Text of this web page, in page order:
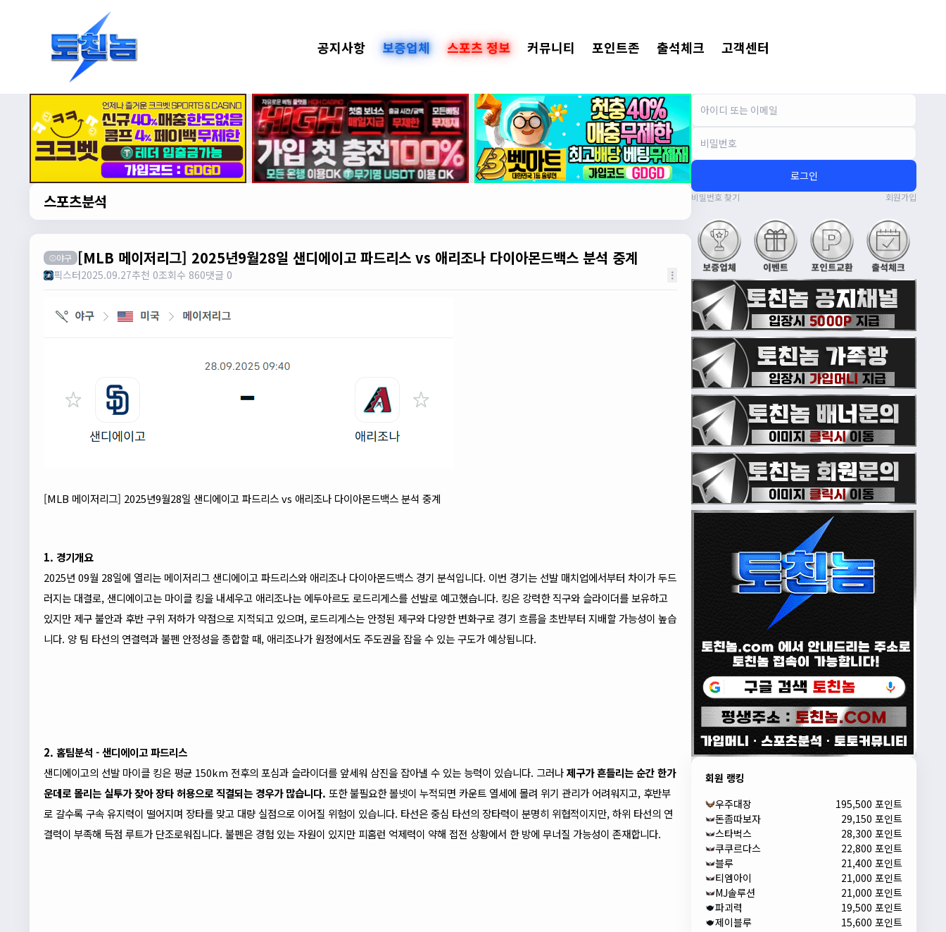
공지사항 보증업체 스포츠 정보 커뮤니티 포인트존 출석체크 고객센터
스포츠분석
⚾야구 [MLB 메이저리그] 2025년9월28일 샌디에이고 파드리스 vs 애리조나 다이아몬드백스 분석 중계
픽스터2025.09.27추천 0조회수 860댓글 0
[MLB 메이저리그] 2025년9월28일 샌디에이고 파드리스 vs 애리조나 다이아몬드백스 분석 중계
1. 경기개요
2025년 09월 28일에 열리는 메이저리그 샌디에이고 파드리스와 애리조나 다이아몬드백스 경기 분석입니다. 이번 경기는 선발 매치업에서부터 차이가 두드
러지는 대결로, 샌디에이고는 마이클 킹을 내세우고 애리조나는 에두아르도 로드리게스를 선발로 예고했습니다. 킹은 강력한 직구와 슬라이더를 보유하고
있지만 제구 불안과 후반 구위 저하가 약점으로 지적되고 있으며, 로드리게스는 안정된 제구와 다양한 변화구로 경기 흐름을 초반부터 지배할 가능성이 높습
니다. 양 팀 타선의 연결력과 불펜 안정성을 종합할 때, 애리조나가 원정에서도 주도권을 잡을 수 있는 구도가 예상됩니다.
2. 홈팀분석 - 샌디에이고 파드리스
샌디에이고의 선발 마이클 킹은 평균 150km 전후의 포심과 슬라이더를 앞세워 삼진을 잡아낼 수 있는 능력이 있습니다. 그러나제구가 흔들리는 순간 한가
운데로 몰리는 실투가 잦아 장타 허용으로 직결되는 경우가 많습니다. 또한 불필요한 볼넷이 누적되면 카운트 열세에 몰려 위기 관리가 어려워지고, 후반부
로 갈수록 구속 유지력이 떨어지며 장타를 맞고 대량 실점으로 이어질 위험이 있습니다. 타선은 중심 타선의 장타력이 분명히 위협적이지만, 하위 타선의 연
결력이 부족해 득점 루트가 단조로워집니다. 불펜은 경험 있는 자원이 있지만 피홈런 억제력이 약해 접전 상황에서 한 방에 무너질 가능성이 존재합니다.
로그인
비밀번호 찾기 회원가입
회원 랭킹
우주대장
195,500 포인트
돈좀따보자
29,150 포인트
스타벅스
28,300 포인트
쿠쿠르다스
22,800 포인트
블루
21,400 포인트
티엠아이
21,000 포인트
MJ솔루션
21,000 포인트
파괴력
19,500 포인트
제이블루
15,600 포인트